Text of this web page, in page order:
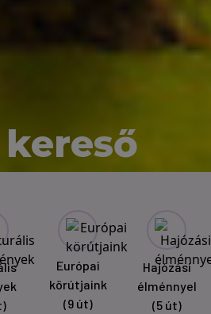
Európai
körútjaink
(9 út)
Hajózási
élménnyel
(5 út)